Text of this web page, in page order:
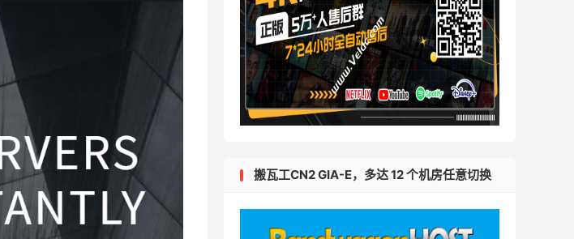
搬瓦工CN2 GIA-E，多达 12 个机房任意切换